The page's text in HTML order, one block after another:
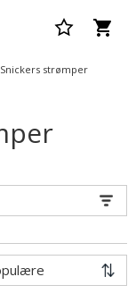
Snickers strømper